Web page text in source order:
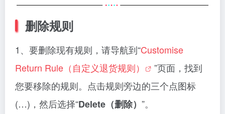
删除规则
1、要删除现有规则，请导航到“Customise
Return Rule（自定义退货规则）
”页面，找到
您要移除的规则。点击规则旁边的三个点图标
(…)，然后选择“Delete（删除） ”。